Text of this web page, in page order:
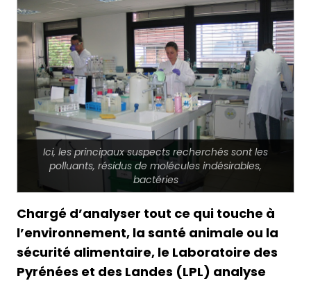
Ici, les principaux suspects recherchés sont les
polluants, résidus de molécules indésirables,
bactéries
Chargé d’analyser tout ce qui touche à
l’environnement, la santé animale ou la
sécurité alimentaire, le Laboratoire des
Pyrénées et des Landes (LPL) analyse